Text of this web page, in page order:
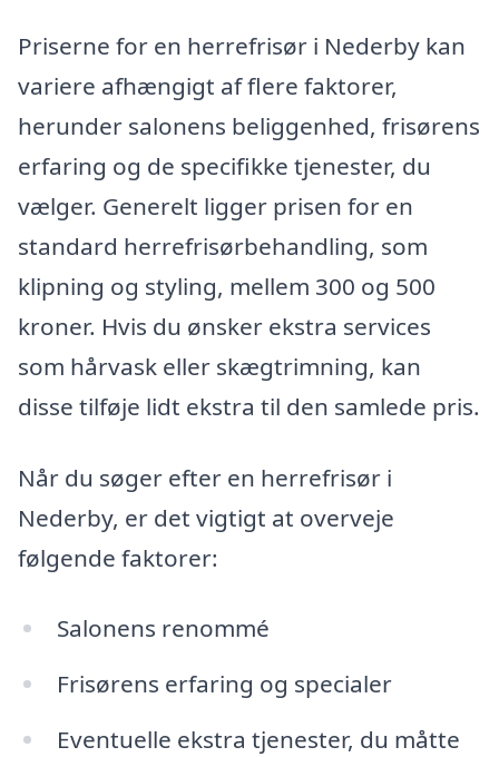
Priserne for en herrefrisør i Nederby kan
variere afhængigt af flere faktorer,
herunder salonens beliggenhed, frisørens
erfaring og de specifikke tjenester, du
vælger. Generelt ligger prisen for en
standard herrefrisørbehandling, som
klipning og styling, mellem 300 og 500
kroner. Hvis du ønsker ekstra services
som hårvask eller skægtrimning, kan
disse tilføje lidt ekstra til den samlede pris.
Når du søger efter en herrefrisør i
Nederby, er det vigtigt at overveje
følgende faktorer:
Salonens renommé
Frisørens erfaring og specialer
Eventuelle ekstra tjenester, du måtte